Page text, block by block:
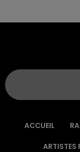
ACCUEIL
ARTISTES